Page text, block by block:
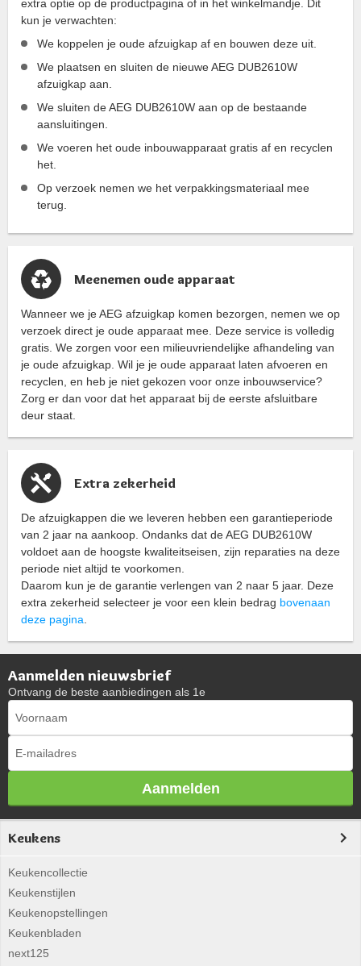
extra optie op de productpagina of in het winkelmandje. Dit
kun je verwachten:
We koppelen je oude afzuigkap af en bouwen deze uit.
We plaatsen en sluiten de nieuwe AEG DUB2610W
afzuigkap aan.
We sluiten de AEG DUB2610W aan op de bestaande
aansluitingen.
We voeren het oude inbouwapparaat gratis af en recyclen
het.
Op verzoek nemen we het verpakkingsmateriaal mee
terug.
Meenemen oude apparaat
Wanneer we je AEG afzuigkap komen bezorgen, nemen we op
verzoek direct je oude apparaat mee. Deze service is volledig
gratis. We zorgen voor een milieuvriendelijke afhandeling van
je oude afzuigkap. Wil je je oude apparaat laten afvoeren en
recyclen, en heb je niet gekozen voor onze inbouwservice?
Zorg er dan voor dat het apparaat bij de eerste afsluitbare
deur staat.
Extra zekerheid
De afzuigkappen die we leveren hebben een garantieperiode
van 2 jaar na aankoop. Ondanks dat de AEG DUB2610W
voldoet aan de hoogste kwaliteitseisen, zijn reparaties na deze
periode niet altijd te voorkomen.
Daarom kun je de garantie verlengen van 2 naar 5 jaar. Deze
extra zekerheid selecteer je voor een klein bedrag bovenaan
deze pagina
Aanmelden nieuwsbrief
Ontvang de beste aanbiedingen als 1e
Aanmelden
Keukens
Keukencollectie
Keukenstijlen
Keukenopstellingen
Keukenbladen
next125